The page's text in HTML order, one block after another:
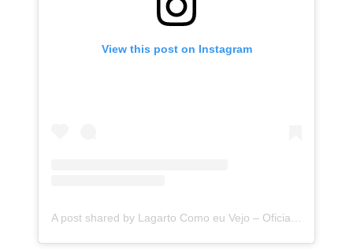
View this post on Instagram